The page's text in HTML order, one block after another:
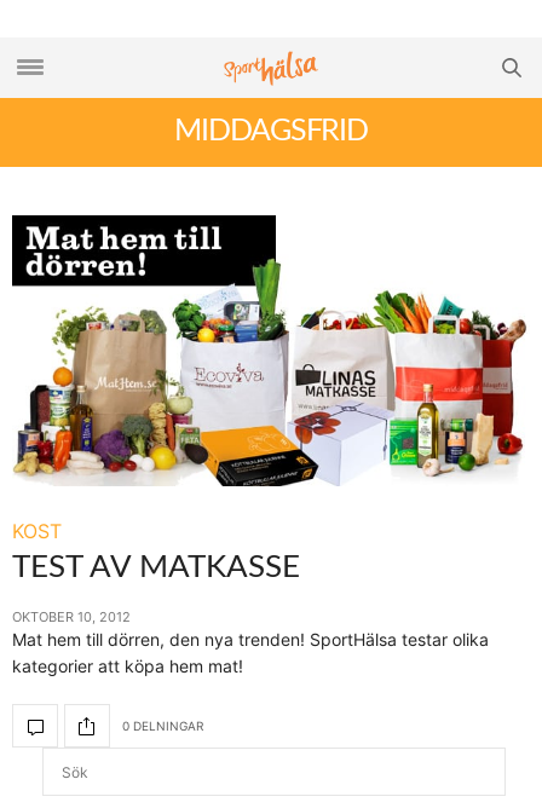
MIDDAGSFRID
KOST
TEST AV MATKASSE
OKTOBER 10, 2012
Mat hem till dörren, den nya trenden! SportHälsa testar olika
kategorier att köpa hem mat!
0 DELNINGAR